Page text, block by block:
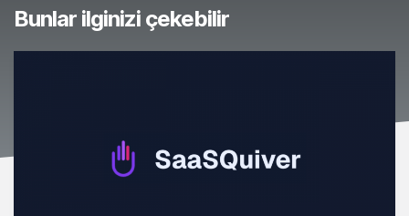
Bunlar ilginizi çekebilir